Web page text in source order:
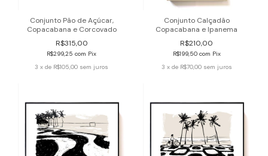
Conjunto Pão de Açúcar,
Copacabana e Corcovado
R$315,00
R$299,25 com Pix
3 x de R$105,00 sem juros
Conjunto Calçadão
Copacabana e Ipanema
R$210,00
R$199,50 com Pix
3 x de R$70,00 sem juros